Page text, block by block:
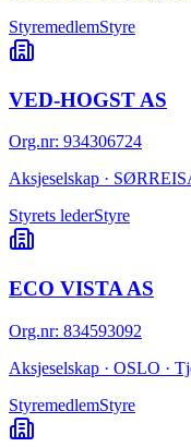
StyremedlemStyre
VED-HOGST AS
Org.nr: 934306724
Aksjeselskap ·
Styrets lederStyre
ECO VISTA AS
Org.nr: 834593092
Aksjeselskap · OSLO ·
StyremedlemStyre